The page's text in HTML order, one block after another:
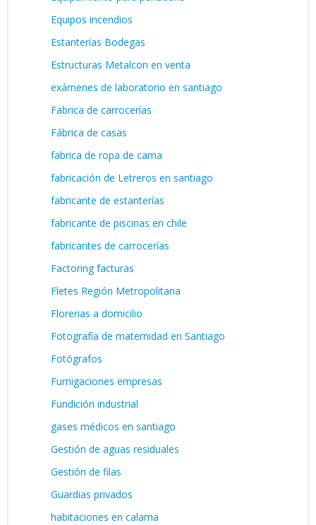
Equipos incendios
Estanterías Bodegas
Estructuras Metalcon en venta
exámenes de laboratorio en santiago
Fabrica de carrocerías
Fábrica de casas
fabrica de ropa de cama
fabricación de Letreros en santiago
fabricante de estanterías
fabricante de piscinas en chile
fabricantes de carrocerías
Factoring facturas
Fletes Región Metropolitana
Florerias a domicilio
Fotografía de maternidad en Santiago
Fotógrafos
Fumigaciones empresas
Fundición industrial
gases médicos en santiago
Gestión de aguas residuales
Gestión de filas
Guardias privados
habitaciones en calama